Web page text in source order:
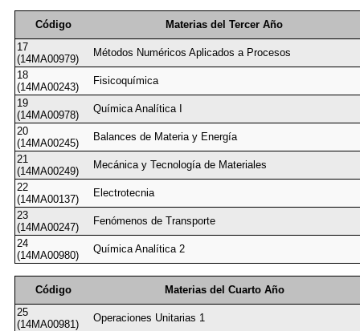
Código
Materias del Tercer Año
17
(14MA00979)
Métodos Numéricos Aplicados a Procesos
18
(14MA00243)
Fisicoquímica
19
(14MA00978)
Química Analítica I
20
(14MA00245)
Balances de Materia y Energía
21
(14MA00249)
Mecánica y Tecnología de Materiales
22
(14MA00137)
Electrotecnia
23
(14MA00247)
Fenómenos de Transporte
24
(14MA00980)
Química Analítica 2
Código
Materias del Cuarto Año
25
(14MA00981)
Operaciones Unitarias 1